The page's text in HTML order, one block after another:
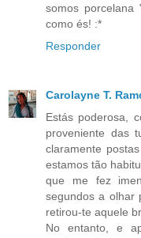
somos
como és! :*
Responder
Carolayne T.
Estás poderosa,
proveniente das
claramente
estamos tão
que me fez
segundos a olhar
retirou-te aquele
No entanto, e